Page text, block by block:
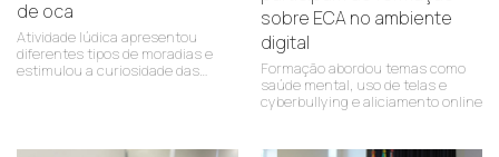
de oca
Atividade lúdica apresentou
diferentes tipos de moradias e
estimulou a curiosidade das
sobre ECA no ambiente
digital
Formação abordou temas como
saúde mental, uso de telas e
cyberbullying e aliciamento online